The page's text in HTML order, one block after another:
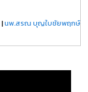
|นพ.สรณ บุญใบชัยพฤกษ์